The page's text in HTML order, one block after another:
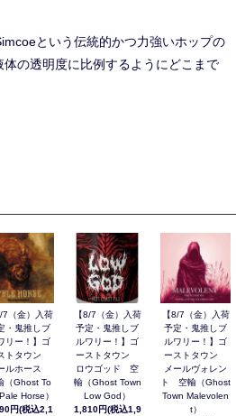
という伝統的かつ力強いホップの
の透明度に比例するようにどこまで
7（金）入荷
・鬼推しブ
リー！】ゴ
トタウン
ルホース
（Ghost To
Horse）
円(税込2,1
【8/7（金）入荷
予定・鬼推しブ
ルワリー！】ゴ
ーストタウン
ロウゴッド 空
輸（Ghost Town
Low God）
1,810円(税込1,9
【8/7（金）入荷
予定・鬼推しブ
ルワリー！】ゴ
ーストタウン
メールヴォレン
ト 空輸（Ghost
Town Malevolen
t）